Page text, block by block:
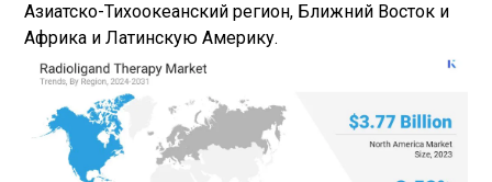
Азиатско-Тихоокеанский регион, Ближний Восток и
Африка и Латинскую Америку.